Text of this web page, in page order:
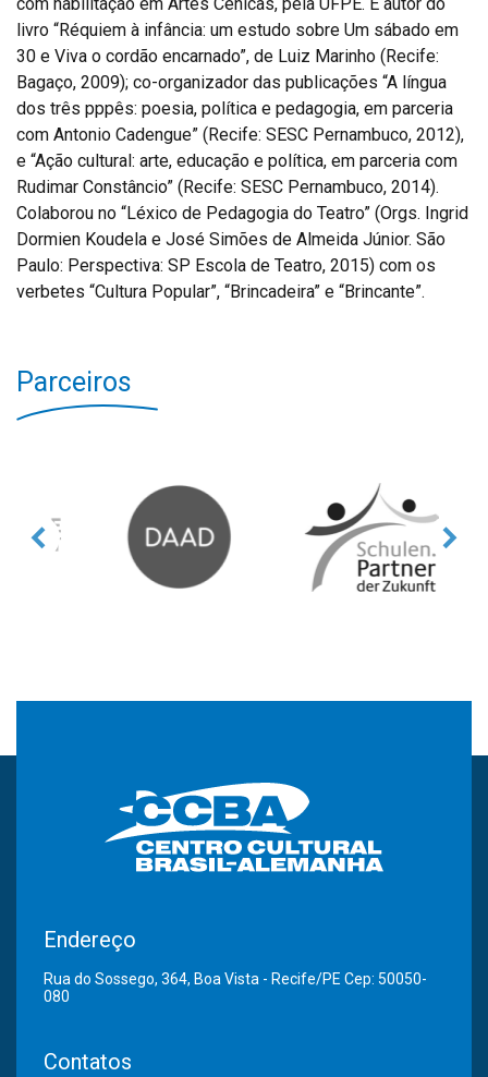
livro “Réquiem à infância: um estudo sobre Um sábado em
30 e Viva o cordão encarnado”, de Luiz Marinho (Recife:
Bagaço, 2009); co-organizador das publicações “A língua
dos três pppês: poesia, política e pedagogia, em parceria
com Antonio Cadengue” (Recife: SESC Pernambuco, 2012),
e “Ação cultural: arte, educação e política, em parceria com
Rudimar Constâncio” (Recife: SESC Pernambuco, 2014).
Colaborou no “Léxico de Pedagogia do Teatro” (Orgs. Ingrid
Dormien Koudela e José Simões de Almeida Júnior. São
Paulo: Perspectiva: SP Escola de Teatro, 2015) com os
verbetes “Cultura Popular”, “Brincadeira” e “Brincante”.
Parceiros
Endereço
Rua do Sossego, 364, Boa Vista - Recife/PE Cep: 50050-
080
Contatos